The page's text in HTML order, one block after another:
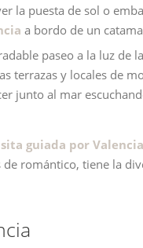
la puesta de sol o
a bordo de un
paseo a la luz de
terrazas y locales de
junto al mar
guiada por
de romántico, tiene la